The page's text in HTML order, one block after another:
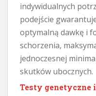
indywidualnych
podejście
optymalną dawkę i
schorzenia,
jednoczesnej
skutków ubocznych.
Testy genetyczne